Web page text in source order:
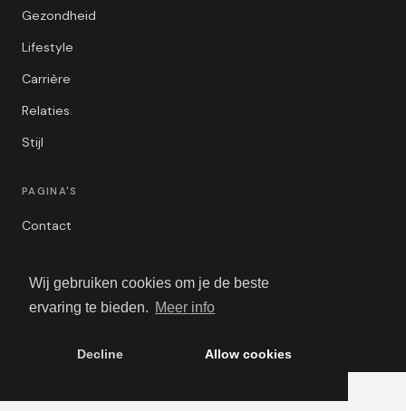
Wij gebruiken cookies om je de beste
ervaring te bieden. Meer info
Decline Allow cookies
Gezondheid
Lifestyle
Carrière
Relaties
Stijl
PAGINA'S
Contact
Algemene Voorwaarden
Adverteren